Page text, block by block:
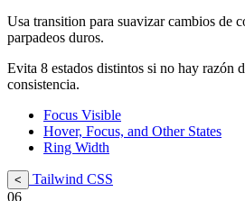
Usa transition para suavizar cambios de
parpadeos duros.
Evita 8 estados distintos si no hay razón
consistencia.
Focus Visible
Hover, Focus, and Other States
Ring Width
<
Tailwind CSS
06